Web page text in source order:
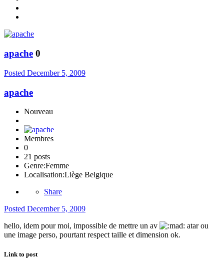
apache 0
Posted December 5, 2009
apache
Nouveau
Membres
0
21 posts
Genre:Femme
Localisation:Liège Belgique
Share
Posted December 5, 2009
hello, idem pour moi, impossible de mettre un av
atar ou
une image perso, pourtant respect taille et dimension ok.
Link to post